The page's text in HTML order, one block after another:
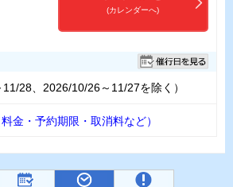
(カレンダーへ)
28、2026/10/26～11/27を除く）
金・予約期限・取消料など）